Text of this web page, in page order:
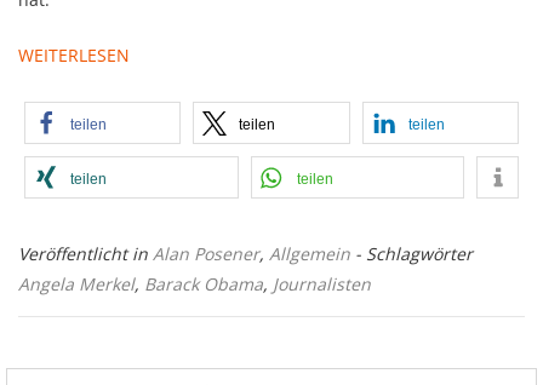
WEITERLESEN
teilen teilen teilen
teilen teilen
Veröffentlicht in Alan Posener, Allgemein - Schlagwörter
Angela Merkel, Barack Obama, Journalisten